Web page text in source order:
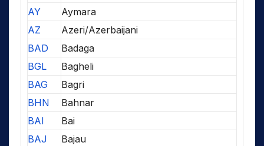
AY
Aymara
AZ
Azeri/Azerbaijani
BAD
Badaga
BGL
Bagheli
BAG
Bagri
BHN
Bahnar
BAI
Bai
BAJ
Bajau